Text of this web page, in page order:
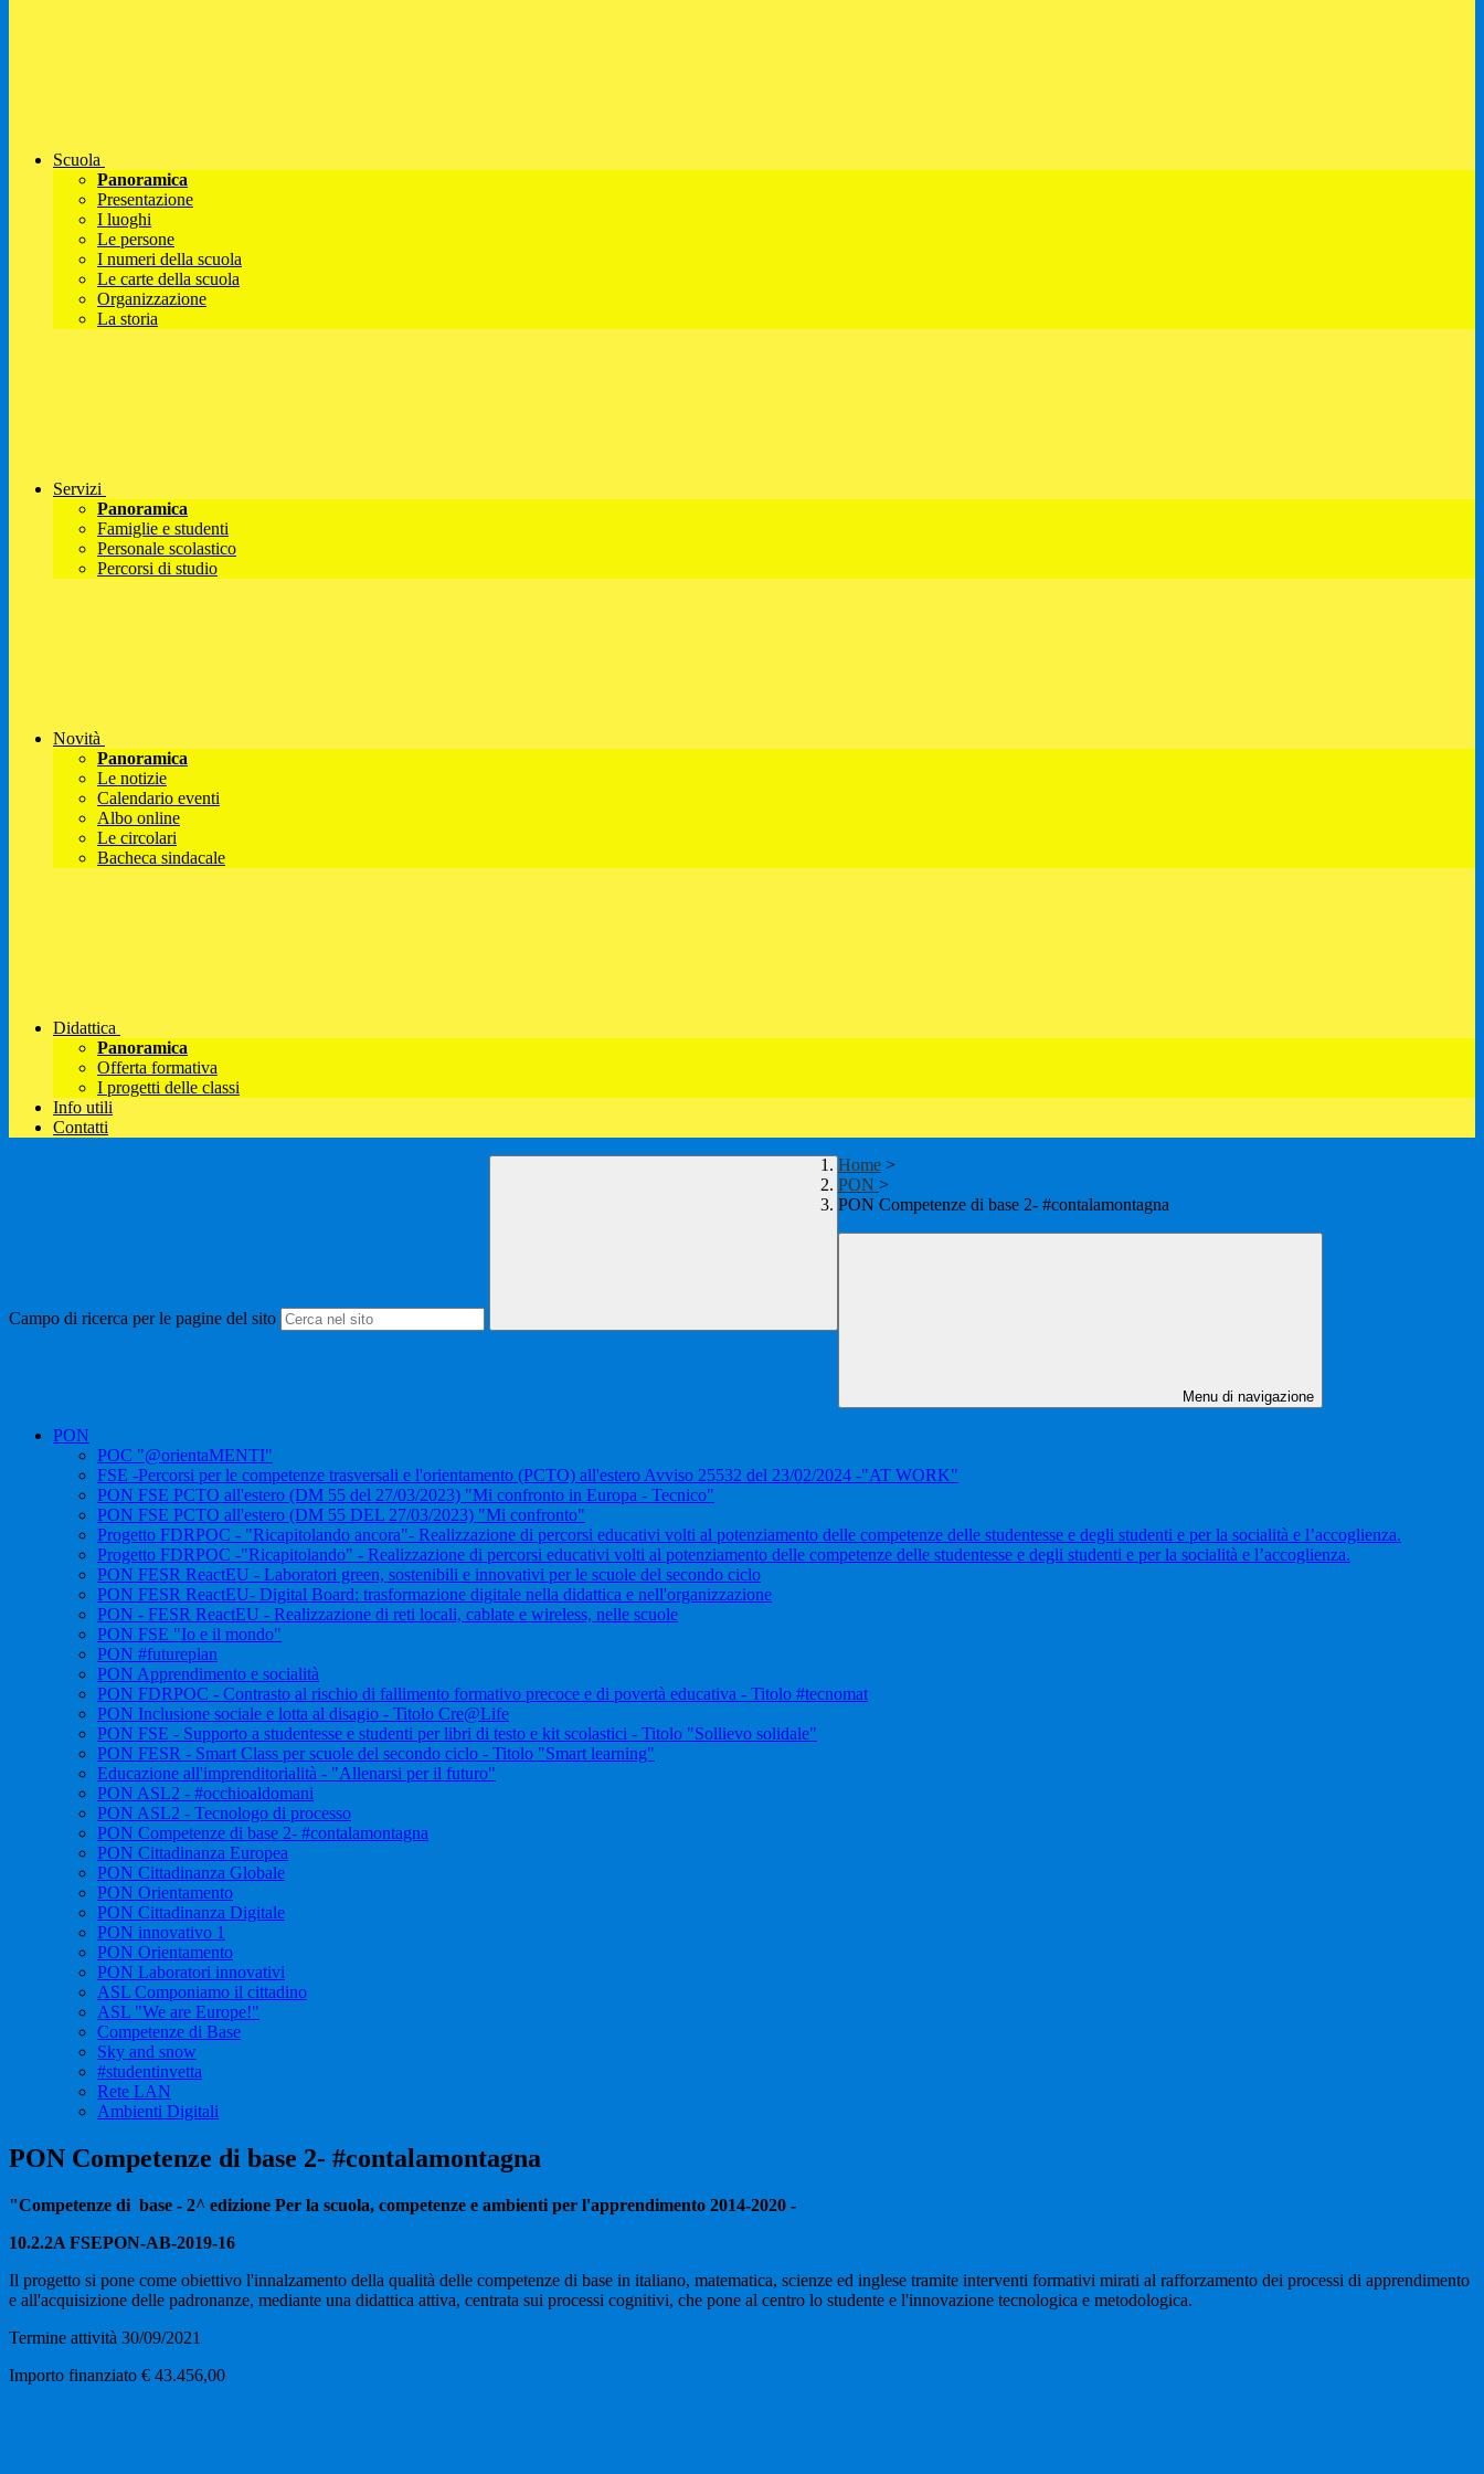
Scuola
Panoramica
Presentazione
I luoghi
Le persone
I numeri della scuola
Le carte della scuola
Organizzazione
La storia
Servizi
Panoramica
Famiglie e studenti
Personale scolastico
Percorsi di studio
Novità
Panoramica
Le notizie
Calendario eventi
Albo online
Le circolari
Bacheca sindacale
Didattica
Panoramica
Offerta formativa
I progetti delle classi
Info utili
Contatti
Campo di ricerca per le pagine del sito
Home >
PON >
PON Competenze di base 2- #contalamontagna
Menu di navigazione
PON
POC "@orientaMENTI"
FSE -Percorsi per le competenze trasversali e l'orientamento (PCTO) all'estero Avviso 25532 del 23/02/2024 -"AT WORK"
PON FSE PCTO all'estero (DM 55 del 27/03/2023) "Mi confronto in Europa - Tecnico"
PON FSE PCTO all'estero (DM 55 DEL 27/03/2023) "Mi confronto"
Progetto FDRPOC - "Ricapitolando ancora"- Realizzazione di percorsi educativi volti al potenziamento delle competenze delle studentesse e degli studenti e per la socialità e l’accoglienza.
Progetto FDRPOC -"Ricapitolando" - Realizzazione di percorsi educativi volti al potenziamento delle competenze delle studentesse e degli studenti e per la socialità e l’accoglienza.
PON FESR ReactEU - Laboratori green, sostenibili e innovativi per le scuole del secondo ciclo
PON FESR ReactEU- Digital Board: trasformazione digitale nella didattica e nell'organizzazione
PON - FESR ReactEU - Realizzazione di reti locali, cablate e wireless, nelle scuole
PON FSE "Io e il mondo"
PON #futureplan
PON Apprendimento e socialità
PON FDRPOC - Contrasto al rischio di fallimento formativo precoce e di povertà educativa - Titolo #tecnomat
PON Inclusione sociale e lotta al disagio - Titolo Cre@Life
PON FSE - Supporto a studentesse e studenti per libri di testo e kit scolastici - Titolo "Sollievo solidale"
PON FESR - Smart Class per scuole del secondo ciclo - Titolo "Smart learning"
Educazione all'imprenditorialità - "Allenarsi per il futuro"
PON ASL2 - #occhioaldomani
PON ASL2 - Tecnologo di processo
PON Competenze di base 2- #contalamontagna
PON Cittadinanza Europea
PON Cittadinanza Globale
PON Orientamento
PON Cittadinanza Digitale
PON innovativo 1
PON Orientamento
PON Laboratori innovativi
ASL Componiamo il cittadino
ASL "We are Europe!"
Competenze di Base
Sky and snow
#studentinvetta
Rete LAN
Ambienti Digitali
PON Competenze di base 2- #contalamontagna
"Competenze di base - 2^ edizione Per la scuola, competenze e ambienti per l'apprendimento 2014-2020 -
10.2.2A FSEPON-AB-2019-16
Il progetto si pone come obiettivo l'innalzamento della qualità delle competenze di base in italiano, matematica, scienze ed inglese tramite interventi formativi mirati al rafforzamento dei processi di apprendimento
e all'acquisizione delle padronanze, mediante una didattica attiva, centrata sui processi cognitivi, che pone al centro lo studente e l'innovazione tecnologica e metodologica.
Termine attività 30/09/2021
Importo finanziato € 43.456,00